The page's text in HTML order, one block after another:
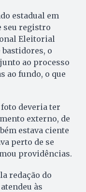
estadual em
seu registro
Eleitorial
bastidores, o
ao processo
ao fundo, o que
deveria ter
externo, de
estava ciente
perto de se
providências.
redação do
às